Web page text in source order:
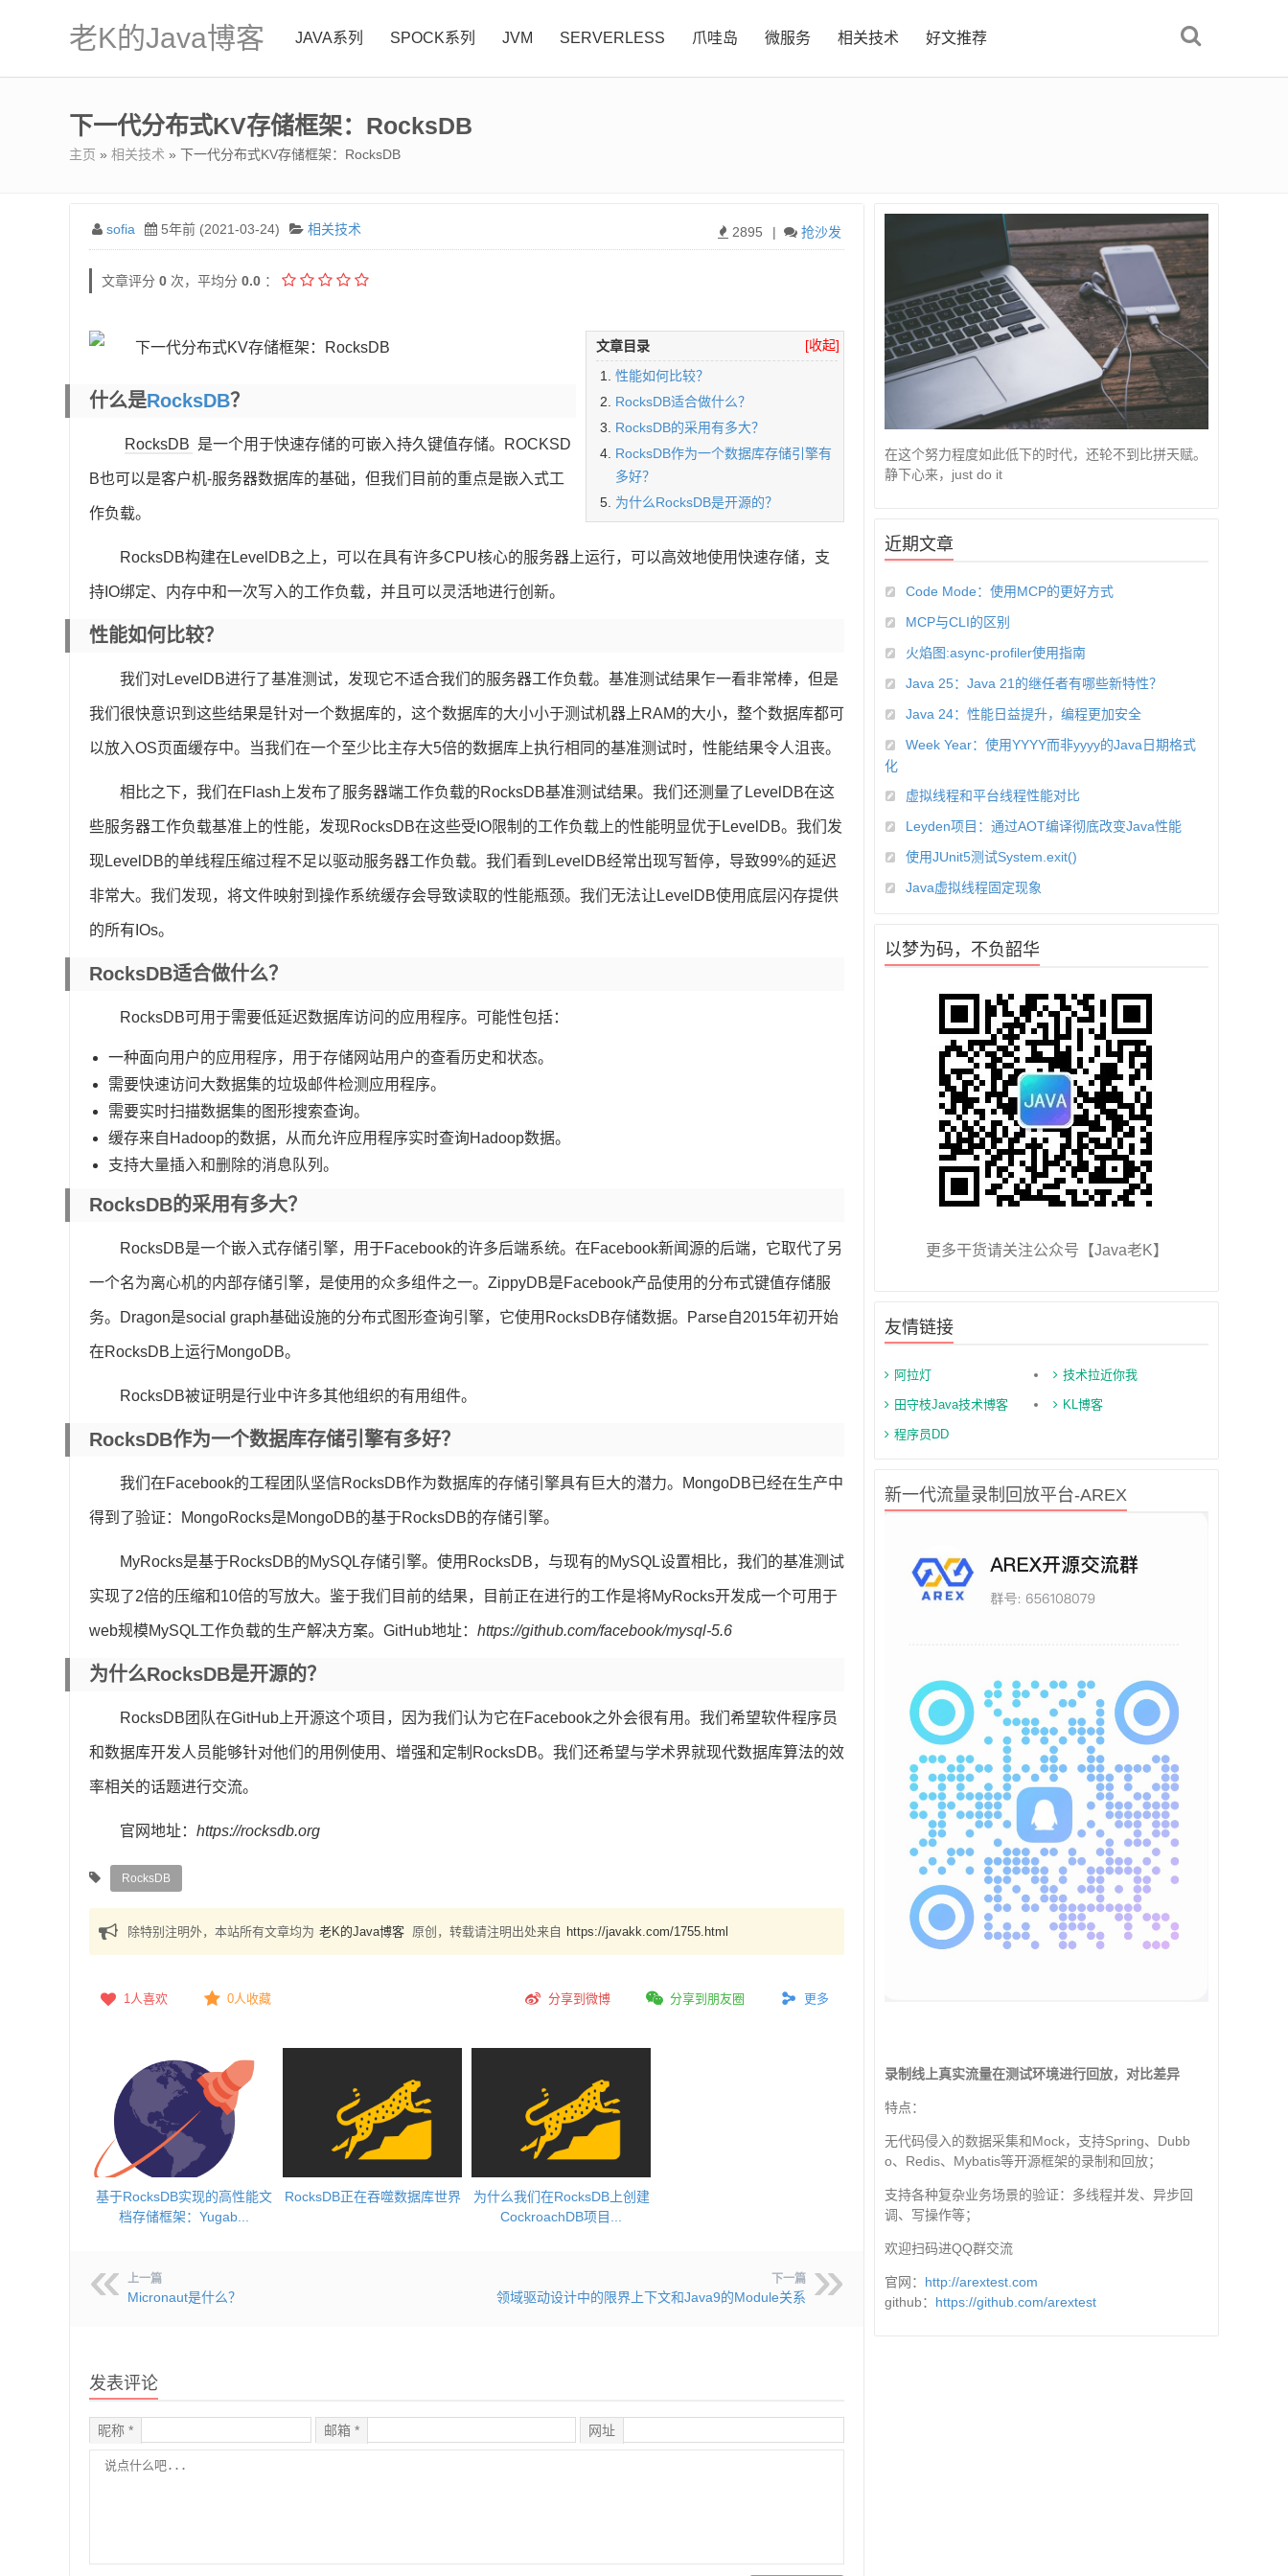
老K的Java博客 JAVA系列 SPOCK系列 JVM SERVERLESS 爪哇岛 微服务 相关技术 好文推荐
下一代分布式KV存储框架：RocksDB
主页 » 相关技术 » 下一代分布式KV存储框架：RocksDB
sofia 5年前 (2021-03-24) 相关技术 | 抢沙发
2895
文章评分 0 次，平均分 0.0 ：
[收起]
文章目录
性能如何比较？
RocksDB适合做什么？
RocksDB的采用有多大？
RocksDB作为一个数据库存储引擎有
多好？
为什么RocksDB是开源的？
什么是RocksDB？
RocksDB 是一个用于快速存储的可嵌入持久键值存储。ROCKSD
B也可以是客户机-服务器数据库的基础，但我们目前的重点是嵌入式工
作负载。
RocksDB构建在LevelDB之上，可以在具有许多CPU核心的服务器上运行，可以高效地使用快速存储，支
持IO绑定、内存中和一次写入的工作负载，并且可以灵活地进行创新。
性能如何比较？
我们对LevelDB进行了基准测试，发现它不适合我们的服务器工作负载。基准测试结果乍一看非常棒，但是
我们很快意识到这些结果是针对一个数据库的，这个数据库的大小小于测试机器上RAM的大小，整个数据库都可
以放入OS页面缓存中。当我们在一个至少比主存大5倍的数据库上执行相同的基准测试时，性能结果令人沮丧。
相比之下，我们在Flash上发布了服务器端工作负载的RocksDB基准测试结果。我们还测量了LevelDB在这
些服务器工作负载基准上的性能，发现RocksDB在这些受IO限制的工作负载上的性能明显优于LevelDB。我们发
现LevelDB的单线程压缩过程不足以驱动服务器工作负载。我们看到LevelDB经常出现写暂停，导致99%的延迟
非常大。我们发现，将文件映射到操作系统缓存会导致读取的性能瓶颈。我们无法让LevelDB使用底层闪存提供
的所有IOs。
RocksDB适合做什么？
RocksDB可用于需要低延迟数据库访问的应用程序。可能性包括：
一种面向用户的应用程序，用于存储网站用户的查看历史和状态。
需要快速访问大数据集的垃圾邮件检测应用程序。
需要实时扫描数据集的图形搜索查询。
缓存来自Hadoop的数据，从而允许应用程序实时查询Hadoop数据。
支持大量插入和删除的消息队列。
RocksDB的采用有多大？
RocksDB是一个嵌入式存储引擎，用于Facebook的许多后端系统。在Facebook新闻源的后端，它取代了另
一个名为离心机的内部存储引擎，是使用的众多组件之一。ZippyDB是Facebook产品使用的分布式键值存储服
务。Dragon是social graph基础设施的分布式图形查询引擎，它使用RocksDB存储数据。Parse自2015年初开始
在RocksDB上运行MongoDB。
RocksDB被证明是行业中许多其他组织的有用组件。
RocksDB作为一个数据库存储引擎有多好？
我们在Facebook的工程团队坚信RocksDB作为数据库的存储引擎具有巨大的潜力。MongoDB已经在生产中
得到了验证：MongoRocks是MongoDB的基于RocksDB的存储引擎。
MyRocks是基于RocksDB的MySQL存储引擎。使用RocksDB，与现有的MySQL设置相比，我们的基准测试
实现了2倍的压缩和10倍的写放大。鉴于我们目前的结果，目前正在进行的工作是将MyRocks开发成一个可用于
web规模MySQL工作负载的生产解决方案。GitHub地址： https://github.com/facebook/mysql-5.6
为什么RocksDB是开源的？
RocksDB团队在GitHub上开源这个项目，因为我们认为它在Facebook之外会很有用。我们希望软件程序员
和数据库开发人员能够针对他们的用例使用、增强和定制RocksDB。我们还希望与学术界就现代数据库算法的效
率相关的话题进行交流。
官网地址： https://rocksdb.org
RocksDB
除特别注明外，本站所有文章均为 老K的Java博客 原创，转载请注明出处来自 https://javakk.com/1755.html
1人喜欢 0人收藏 分享到微博 分享到朋友圈 更多
基于RocksDB实现的高性能文
档存储框架：Yugab...
RocksDB正在吞噬数据库世界
为什么我们在RocksDB上创建
CockroachDB项目...
上一篇
Micronaut是什么？
下一篇
领域驱动设计中的限界上下文和Java9的Module关系
发表评论
昵称 * 邮箱 * 网址
在这个努力程度如此低下的时代，还轮不到比拼天赋。
静下心来，just do it
近期文章
Code Mode：使用MCP的更好方式
MCP与CLI的区别
火焰图:async-profiler使用指南
Java 25：Java 21的继任者有哪些新特性？
Java 24：性能日益提升，编程更加安全
Week Year：使用YYYY而非yyyy的Java日期格式
化
虚拟线程和平台线程性能对比
Leyden项目：通过AOT编译彻底改变Java性能
使用JUnit5测试System.exit()
Java虚拟线程固定现象
以梦为码，不负韶华
更多干货请关注公众号【Java老K】
友情链接
阿拉灯 技术拉近你我
田守枝Java技术博客 KL博客
程序员DD
新一代流量录制回放平台-AREX
录制线上真实流量在测试环境进行回放，对比差异
特点：
无代码侵入的数据采集和Mock，支持Spring、Dubb
o、Redis、Mybatis等开源框架的录制和回放；
支持各种复杂业务场景的验证：多线程并发、异步回
调、写操作等；
欢迎扫码进QQ群交流
官网： http://arextest.com
github： https://github.com/arextest